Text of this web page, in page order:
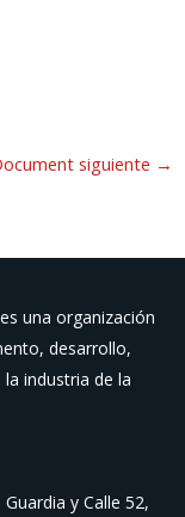
siguiente →
una organización
desarrollo,
industria de la
y Calle 52,